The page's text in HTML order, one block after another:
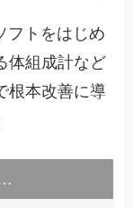
フトをはじめ
体組成計など
根本改善に導